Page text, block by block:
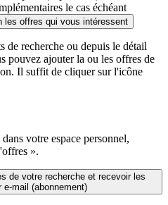
le cas échéant
les offres qui vous intéressent
de recherche ou depuis le détail
pouvez ajouter la ou les offres de
Il suffit de cliquer sur l'icône
votre espace personnel,
».
de votre recherche et recevoir les
e-mail (abonnement)